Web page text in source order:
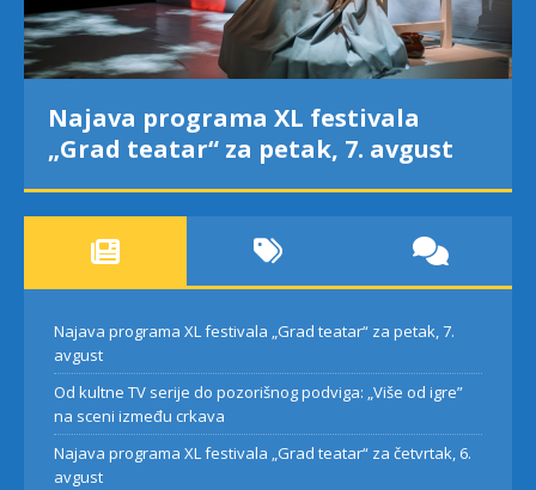
Najava programa XL festivala
„Grad teatar“ za petak, 7. avgust
Najava programa XL festivala „Grad teatar“ za petak, 7.
avgust
Od kultne TV serije do pozorišnog podviga: „Više od igre”
na sceni između crkava
Najava programa XL festivala „Grad teatar“ za četvrtak, 6.
avgust